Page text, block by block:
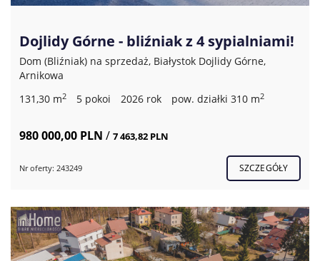
Dojlidy Górne - bliźniak z 4 sypialniami!
Dom (Bliźniak) na sprzedaż, Białystok Dojlidy Górne,
Arnikowa
131,30 m2 5 pokoi 2026 rok pow. działki 310 m2
980 000,00 PLN / 7 463,82 PLN
Nr oferty: 243249 SZCZEGÓŁY